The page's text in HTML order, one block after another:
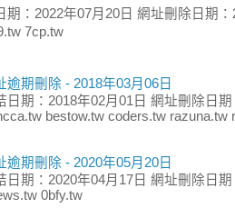
期：2022年07月20日 網址刪除日期
7cp.tw
逾期刪除 - 2018年03月06日
日期：2018年02月01日 網址刪除日
bestow.tw coders.tw razuna.tw
逾期刪除 - 2020年05月20日
日期：2020年04月17日 網址刪除日
0bfy.tw